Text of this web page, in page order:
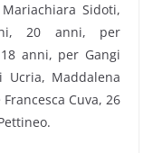
Sidoti,
20 anni, per
anni, per Gangi
Ucria, Maddalena
Cuva, 26